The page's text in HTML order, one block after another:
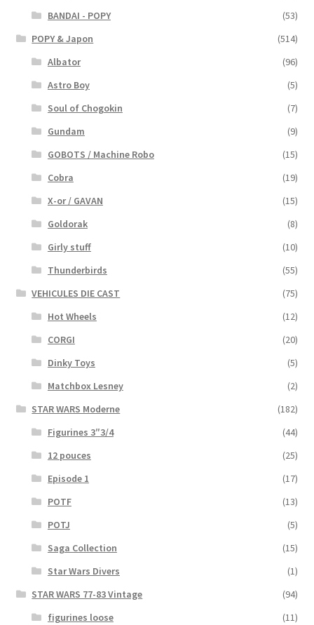
BANDAI - POPY
(53)
POPY & Japon
(514)
Albator
(96)
Astro Boy
(5)
Soul of Chogokin
(7)
Gundam
(9)
GOBOTS / Machine Robo
(15)
Cobra
(19)
X-or / GAVAN
(15)
Goldorak
(8)
Girly stuff
(10)
Thunderbirds
(55)
VEHICULES DIE CAST
(75)
Hot Wheels
(12)
CORGI
(20)
Dinky Toys
(5)
Matchbox Lesney
(2)
STAR WARS Moderne
(182)
Figurines 3″3/4
(44)
12 pouces
(25)
Episode 1
(17)
POTF
(13)
POTJ
(5)
Saga Collection
(15)
Star Wars Divers
(1)
STAR WARS 77-83 Vintage
(94)
figurines loose
(11)